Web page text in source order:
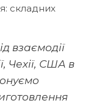
складних
взаємодії
Чехії, США в